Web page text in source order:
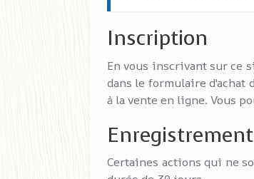
Inscription
En vous inscrivant sur ce
dans le formulaire d'achat
à la vente en ligne. Vous
Certaines actions qui ne